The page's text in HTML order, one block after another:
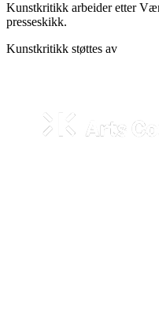
Kunstkritikk arbeider etter
presseskikk.
Kunstkritikk støttes av